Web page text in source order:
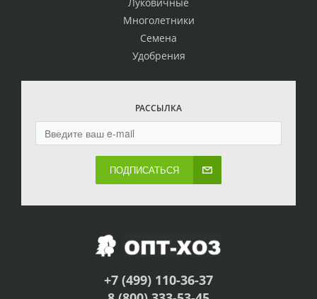
Многолетники
Семена
Удобрения
РАССЫЛКА
ПОДПИСАТЬСЯ
+7 (499) 110-36-37